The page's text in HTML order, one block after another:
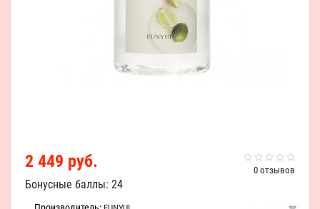
0 отзывов
2 449 руб.
Бонусные баллы: 24